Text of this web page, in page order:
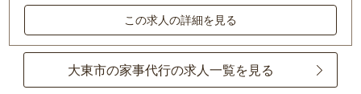
この求人の詳細を見る
大東市の家事代行の求人一覧を見る